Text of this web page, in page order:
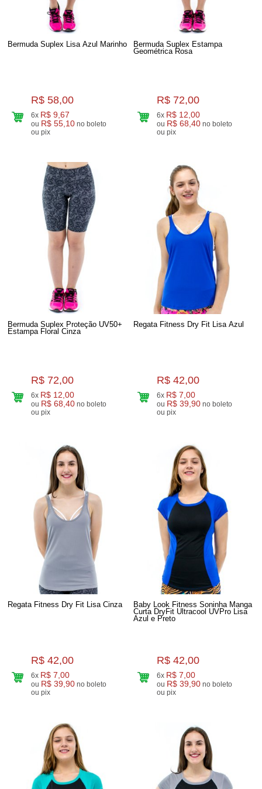
Bermuda Suplex Lisa Azul Marinho
R$ 58,00
6x R$ 9,67
ou R$ 55,10 no boleto
ou pix
Bermuda Suplex Estampa
Geométrica Rosa
R$ 72,00
6x R$ 12,00
ou R$ 68,40 no boleto
ou pix
Bermuda Suplex Proteção UV50+
Estampa Floral Cinza
R$ 72,00
6x R$ 12,00
ou R$ 68,40 no boleto
ou pix
Regata Fitness Dry Fit Lisa Azul
R$ 42,00
6x R$ 7,00
ou R$ 39,90 no boleto
ou pix
Regata Fitness Dry Fit Lisa Cinza
R$ 42,00
6x R$ 7,00
ou R$ 39,90 no boleto
ou pix
Baby Look Fitness Soninha Manga
Curta DryFit Ultracool UVPro Lisa
Azul e Preto
R$ 42,00
6x R$ 7,00
ou R$ 39,90 no boleto
ou pix